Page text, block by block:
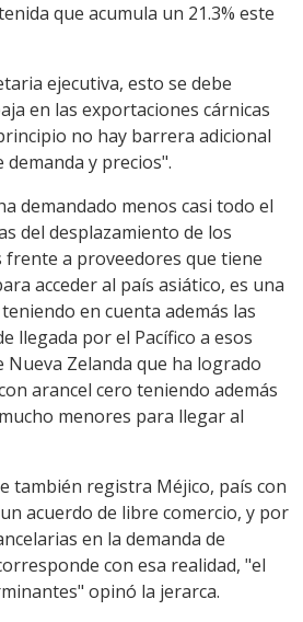
que acumula un 21.3% este
ejecutiva, esto se debe
en las exportaciones cárnicas
no hay barrera adicional
y precios".
demandado menos casi todo el
del desplazamiento de los
a proveedores que tiene
acceder al país asiático, es una
en cuenta además las
llegada por el Pacífico a esos
Nueva Zelanda que ha logrado
arancel cero teniendo además
menores para llegar al
también registra Méjico, país con
acuerdo de libre comercio, y por
en la demanda de
con esa realidad, "el
opinó la jerarca.